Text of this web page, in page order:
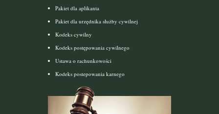
Pakiet dla aplikanta
Pakiet dla urzędnika służby cywilnej
Kodeks cywilny
Kodeks postępowania cywilnego
Ustawa o rachunkowości
Kodeks postepowania karnego